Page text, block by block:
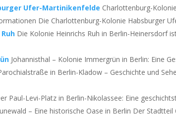
Ufer-Martinikenfelde Charlottenburg-
Die Charlottenburg-Kolonie Habsburger
Die Kolonie Heinrichs Ruh in Berlin-Heinersdorf
Johannisthal – Kolonie Immergrün in Berlin: Eine
in Berlin-Kladow – Geschichte und
Paul-Levi-Platz in Berlin-Nikolassee: Eine
– Eine historische Oase in Berlin Der Stadtteil